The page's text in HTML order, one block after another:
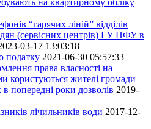
на квартирному обліку
“гарячих ліній” відділів
(сервісних центрів) ГУ ПФУ в
03-17 13:03:18
податку 2021-06-30 05:57:33
права власності на
користуються жителі громади
попередні роки дозволів 2019-
лічильників води 2017-12-